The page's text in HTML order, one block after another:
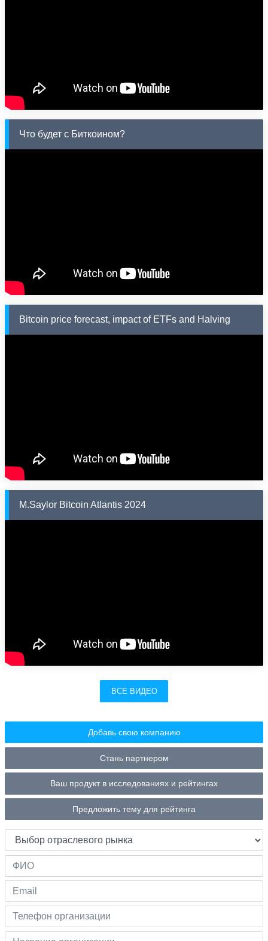
Что будет с Биткоином?
Bitcoin price forecast, impact of ETFs and Halving
M.Saylor Bitcoin Atlantis 2024
ВСЕ ВИДЕО
Добавь свою компанию
Стань партнером
Ваш продукт в исследованиях и рейтингах
Предложить тему для рейтинга